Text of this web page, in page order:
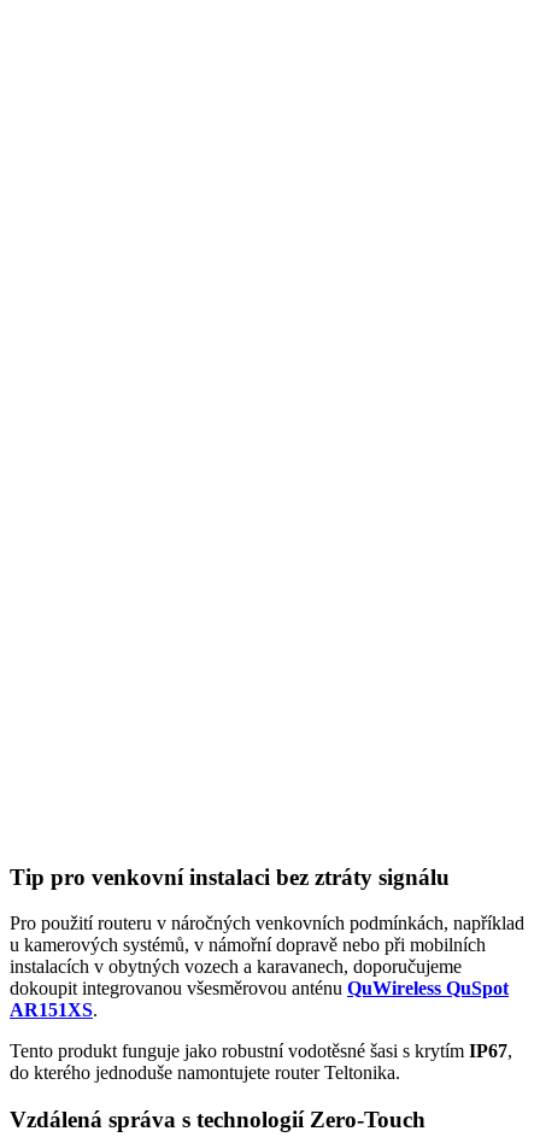
Tip pro venkovní instalaci bez ztráty signálu
Pro použití routeru v náročných venkovních podmínkách, například
u kamerových systémů, v námořní dopravě nebo při mobilních
instalacích v obytných vozech a karavanech, doporučujeme
dokoupit integrovanou všesměrovou anténu QuWireless QuSpot
AR151XS.
Tento produkt funguje jako robustní vodotěsné šasi s krytím IP67,
do kterého jednoduše namontujete routerTeltonika.
Vzdálená správa s technologií Zero-Touch